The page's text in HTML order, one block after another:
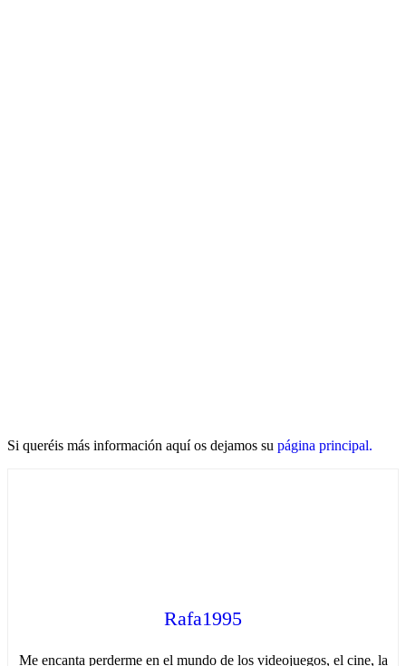
Si queréis más información aquí os dejamos su página principal.
Rafa1995
Me encanta perderme en el mundo de los videojuegos, el cine, la